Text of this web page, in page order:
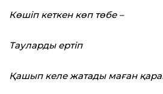
Көшіп кеткен көп төбе –
Тауларды ертіп
Қашып келе жатады маған